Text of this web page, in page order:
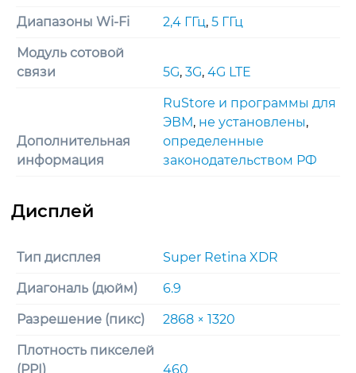
Диапазоны Wi-Fi 2,4 ГГц, 5 ГГц
Модуль сотовой
связи
5G, 3G, 4G LTE
Дополнительная
информация
RuStore и программы для
ЭВМ, не установлены,
определенные
законодательством РФ
Тип дисплея Super Retina XDR
Диагональ (дюйм) 6.9
Разрешение (пикс) 2868 × 1320
Плотность пикселей
(PPI)
460